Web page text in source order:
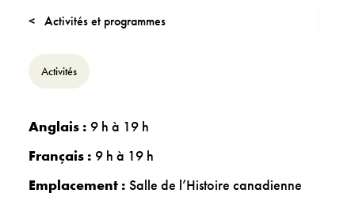
Activités et programmes
Activités
Anglais : 9 h à 19 h
Français : 9 h à 19 h
Emplacement : Salle de l’Histoire canadienne